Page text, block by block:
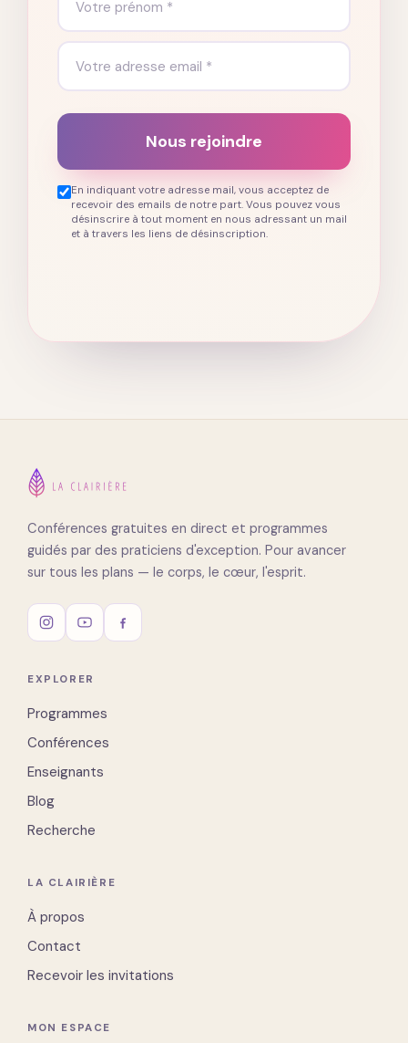
Nous rejoindre
En indiquant votre adresse mail, vous acceptez de
recevoir des emails de notre part. Vous pouvez vous
désinscrire à tout moment en nous adressant un mail
et à travers les liens de désinscription.
Conférences gratuites en direct et programmes
guidés par des praticiens d'exception. Pour avancer
sur tous les plans — le corps, le cœur, l'esprit.
EXPLORER
Programmes
Conférences
Enseignants
Blog
Recherche
LA CLAIRIÈRE
À propos
Contact
Recevoir les invitations
MON ESPACE